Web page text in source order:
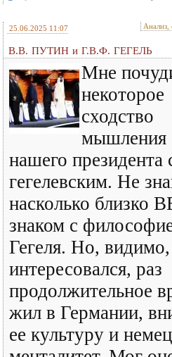
25.06.2025 11:07 Анализ,
В.В. ПУТИН и Г.В.Ф. ГЕГЕЛЬ
Мне
некоторое
сходство
мышления
нашего президента
гегелевским. Не
насколько близко
знаком с
Гегеля. Но, видимо,
интересовался, раз
продолжительное
жил в Германии,
ее культуру и